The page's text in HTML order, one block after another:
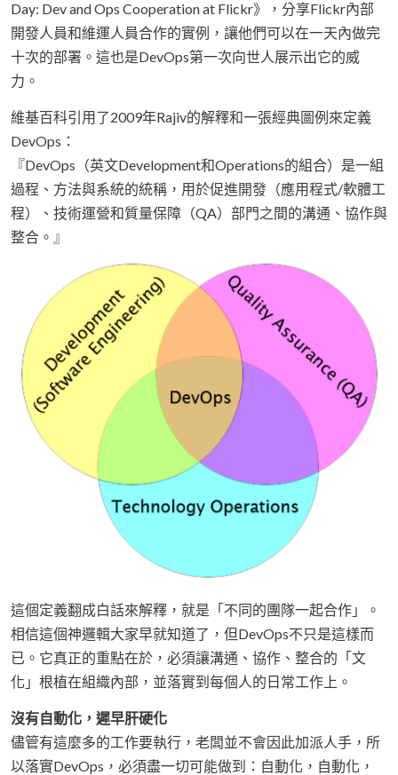
Day: Dev and Ops Cooperation at Flickr》，分享Flickr內部
開發人員和維運人員合作的實例，讓他們可以在一天內做完
十次的部署。這也是DevOps第一次向世人展示出它的威
力。
維基百科引用了2009年Rajiv的解釋和一張經典圖例來定義
DevOps：
『DevOps（英文Development和Operations的組合）是一組
過程、方法與系統的統稱，用於促進開發（應用程式/軟體工
程）、技術運營和質量保障（QA）部門之間的溝通、協作與
整合。』
這個定義翻成白話來解釋，就是「不同的團隊一起合作」。
相信這個神邏輯大家早就知道了，但DevOps不只是這樣而
已。它真正的重點在於，必須讓溝通、協作、整合的「文
化」根植在組織內部，並落實到每個人的日常工作上。
沒有自動化，遲早肝硬化
儘管有這麼多的工作要執行，老闆並不會因此加派人手，所
以落實DevOps，必須盡一切可能做到：自動化，自動化，